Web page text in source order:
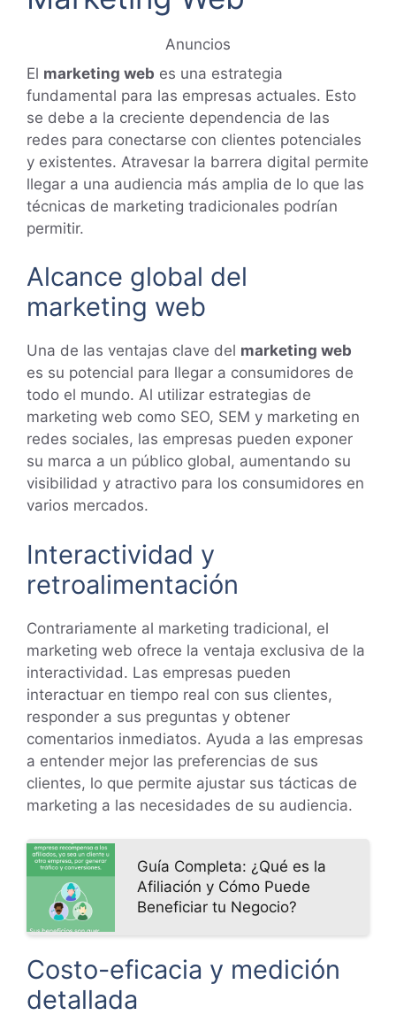
Anuncios
El marketing web es una estrategia
fundamental para las empresas actuales. Esto
se debe a la creciente dependencia de las
redes para conectarse con clientes potenciales
y existentes. Atravesar la barrera digital permite
llegar a una audiencia más amplia de lo que las
técnicas de marketing tradicionales podrían
permitir.
Alcance global del
marketing web
Una de las ventajas clave del marketing web
es su potencial para llegar a consumidores de
todo el mundo. Al utilizar estrategias de
marketing web como SEO, SEM y marketing en
redes sociales, las empresas pueden exponer
su marca a un público global, aumentando su
visibilidad y atractivo para los consumidores en
varios mercados.
Interactividad y
retroalimentación
Contrariamente al marketing tradicional, el
marketing web ofrece la ventaja exclusiva de la
interactividad. Las empresas pueden
interactuar en tiempo real con sus clientes,
responder a sus preguntas y obtener
comentarios inmediatos. Ayuda a las empresas
a entender mejor las preferencias de sus
clientes, lo que permite ajustar sus tácticas de
marketing a las necesidades de su audiencia.
Guía Completa: ¿Qué es la
Afiliación y Cómo Puede
Beneficiar tu Negocio?
Costo-eficacia y medición
detallada